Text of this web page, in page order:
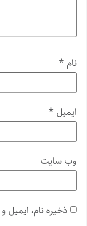
نام *
ایمیل *
وب‌ سایت
ذخیره نام،